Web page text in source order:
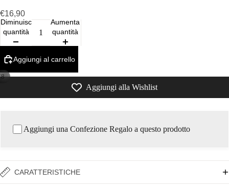
8
€16,90
Diminuisci
quantità
Aumenta
quantità
Aggiungi al carrello
Aggiungi alla Wishlist
Aggiungi una Confezione Regalo a questo prodotto
CARATTERISTICHE